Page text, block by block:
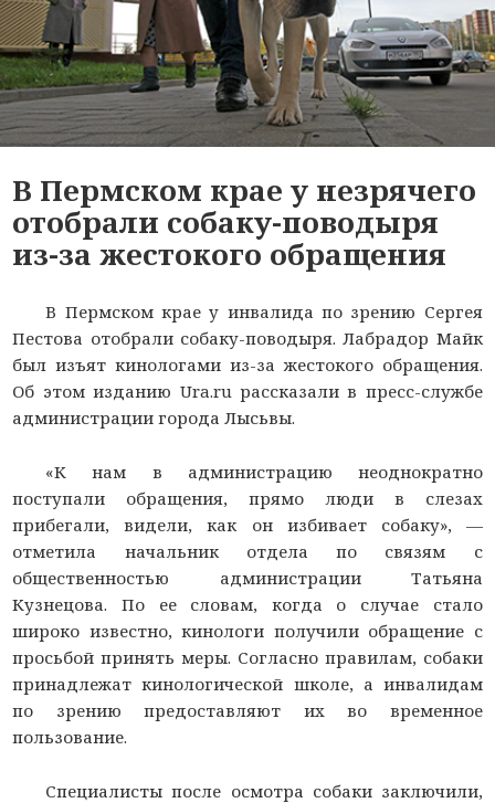
В Пермском крае у незрячего
отобрали собаку-поводыря
из-за жестокого обращения
В Пермском крае у инвалида по зрению Сергея
Пестова отобрали собаку-поводыря. Лабрадор Майк
был изъят кинологами из-за жестокого обращения.
Об этом изданию Ura.ru рассказали в пресс-службе
администрации города Лысьвы.
«К нам в администрацию неоднократно
поступали обращения, прямо люди в слезах
прибегали, видели, как он избивает собаку», —
отметила начальник отдела по связям с
общественностью администрации Татьяна
Кузнецова. По ее словам, когда о случае стало
широко известно, кинологи получили обращение с
просьбой принять меры. Согласно правилам, собаки
принадлежат кинологической школе, а инвалидам
по зрению предоставляют их во временное
пользование.
Специалисты после осмотра собаки заключили,